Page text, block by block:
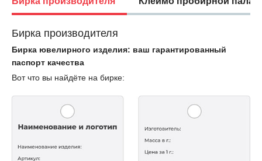
Бирка производителя
Бирка ювелирного изделия: ваш гарантированный
паспорт качества
Вот что вы найдёте на бирке: